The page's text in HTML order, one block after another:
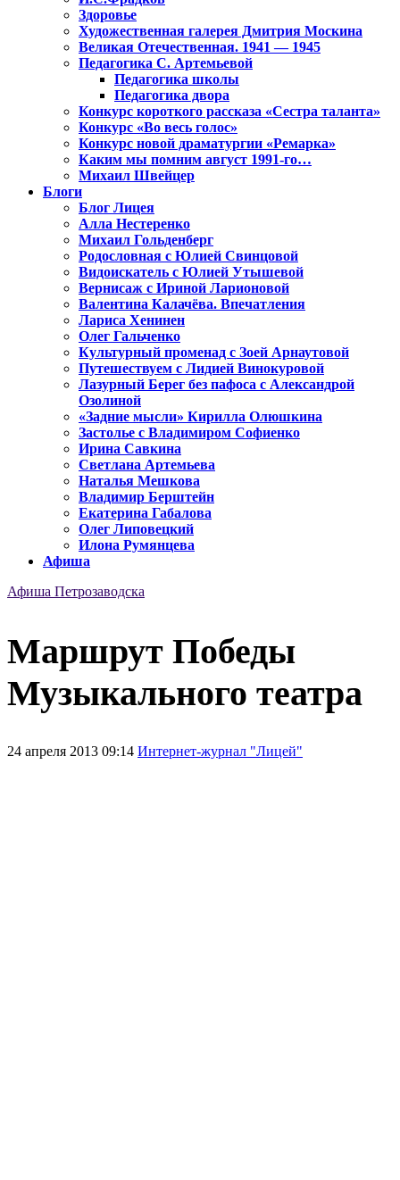
Здоровье
Художественная галерея Дмитрия Москина
Великая Отечественная. 1941 — 1945
Педагогика С. Артемьевой
Педагогика школы
Педагогика двора
Конкурс короткого рассказа «Сестра таланта»
Конкурс «Во весь голос»
Конкурс новой драматургии «Ремарка»
Каким мы помним август 1991-го…
Михаил Швейцер
Блоги
Блог Лицея
Алла Нестеренко
Михаил Гольденберг
Родословная с Юлией Свинцовой
Видоискатель с Юлией Утышевой
Вернисаж с Ириной Ларионовой
Валентина Калачёва. Впечатления
Лариса Хенинен
Олег Гальченко
Культурный променад с Зоей Арнаутовой
Путешествуем с Лидией Винокуровой
Лазурный Берег без пафоса с Александрой
Озолиной
«Задние мысли» Кирилла Олюшкина
Застолье с Владимиром Софиенко
Ирина Савкина
Светлана Артемьева
Наталья Мешкова
Владимир Берштейн
Екатерина Габалова
Олег Липовецкий
Илона Румянцева
Афиша
Афиша Петрозаводска
Маршрут Победы
Музыкального театра
24 апреля 2013 09:14 Интернет-журнал "Лицей"